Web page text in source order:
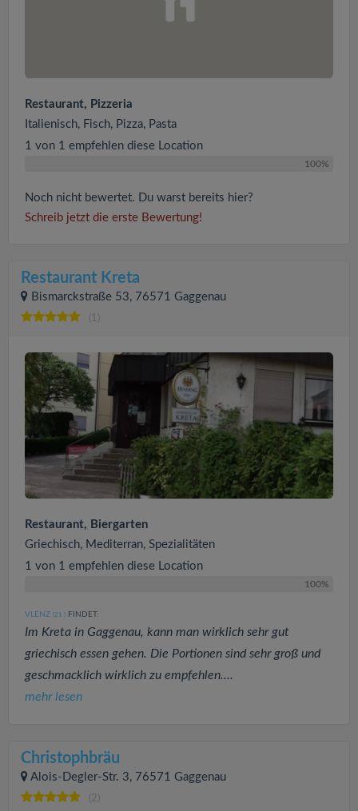
Restaurant, Pizzeria
Italienisch, Fisch, Pizza, Pasta
1 von 1 empfehlen diese Location
100%
Noch nicht bewertet. Du warst bereits hier?
Schreib jetzt die erste Bewertung!
Restaurant Kreta
Bismarckstraße 53, 76571 Gaggenau
(1)
Restaurant, Biergarten
Griechisch, Mediterran, Spezialitäten
1 von 1 empfehlen diese Location
100%
VLENZ (21 ) FINDET:
Im Kreta in Gaggenau, kann man wirklich sehr gut
griechisch essen gehen. Die Portionen sind sehr groß und
geschmacklich wirklich zu empfehlen....
mehr lesen
Christophbräu
Alois-Degler-Str. 3, 76571 Gaggenau
(2)